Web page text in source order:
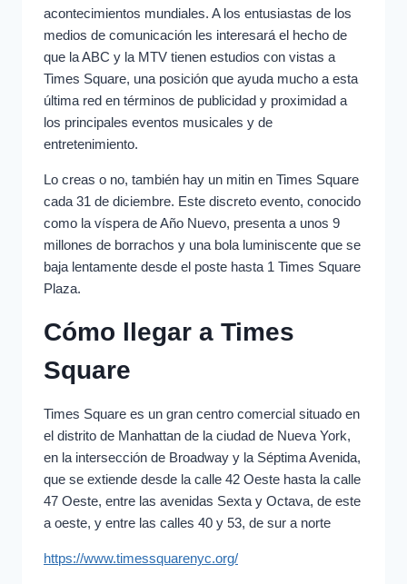
acontecimientos mundiales. A los entusiastas de los
medios de comunicación les interesará el hecho de
que la ABC y la MTV tienen estudios con vistas a
Times Square, una posición que ayuda mucho a esta
última red en términos de publicidad y proximidad a
los principales eventos musicales y de
entretenimiento.
Lo creas o no, también hay un mitin en Times Square
cada 31 de diciembre. Este discreto evento, conocido
como la víspera de Año Nuevo, presenta a unos 9
millones de borrachos y una bola luminiscente que se
baja lentamente desde el poste hasta 1 Times Square
Plaza.
Cómo llegar a Times
Square
Times Square es un gran centro comercial situado en
el distrito de Manhattan de la ciudad de Nueva York,
en la intersección de Broadway y la Séptima Avenida,
que se extiende desde la calle 42 Oeste hasta la calle
47 Oeste, entre las avenidas Sexta y Octava, de este
a oeste, y entre las calles 40 y 53, de sur a norte
https://www.timessquarenyc.org/